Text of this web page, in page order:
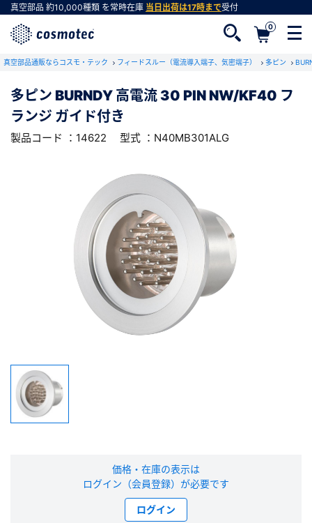
真空部品 約10,000種類 を常時在庫 当日出荷は17時まで受付
0
真空部品通販ならコスモ・テック フィードスルー（電流導入端子、気密端子） 多ピン
多ピン BURNDY 高電流 30 PIN NW/KF40 フ
ランジ ガイド付き
製品コード ：14622 型式 ：N40MB301ALG
価格・在庫の表示は
ログイン（会員登録）が必要です
ログイン
RoHS2適合報告書のダウンロード
下記製品のRoHS2適合報告書のダウンロードをします。
多ピン BURNDY 高電流 30 PIN NW/KF40
フランジ ガイド付き
型式 ：N40MB301ALG 製品コード ：14622
会社・学校・研究機関名 必須
ダウンロードする
会員登録がお済みでない方
会員登録をすれば、便利な機能がご利用いただけ
※新規会員登録をお申し込み頂いてから本登録となるまで、数日間かかる場合
があります。また当社の判断によりお断りする場合があります。
ログイン
お問い合わせページ